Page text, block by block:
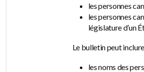
les personnes
les personnes
législature d’un
Le bulletin peut
les noms des